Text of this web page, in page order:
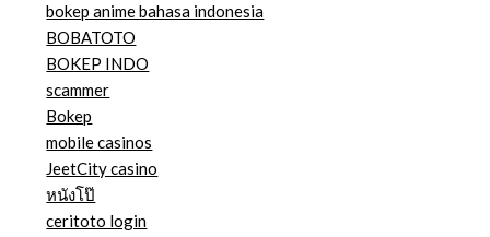
bokep anime bahasa indonesia
BOBATOTO
BOKEP INDO
scammer
Bokep
mobile casinos
JeetCity casino
หนังโป๊
ceritoto login